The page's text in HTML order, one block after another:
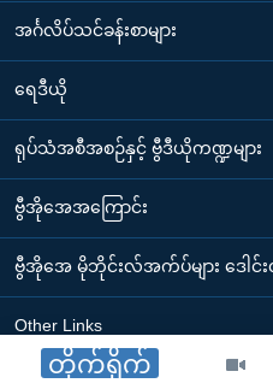
တိုက်ရိုက်
အင်္ဂလိပ်သင်ခန်းစာများ
ရေဒီယို
ရုပ်သံအစီအစဉ်နှင့် ဗွီဒီယိုကဏ္ဍများ
ဗွီအိုအေအကြောင်း
ဗွီအိုအေ မိုဘိုင်းလ်အက်ပ်များ ဒေါ
Other Links